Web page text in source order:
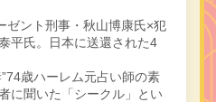
ント刑事・秋山博康氏×犯
平氏。日本に送還された4
歳ハーレム元占い師の素
に聞いた「シークル」とい